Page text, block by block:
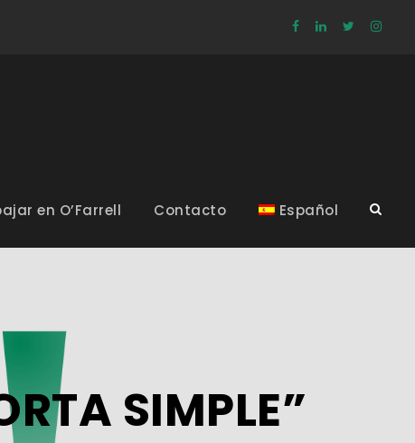
en O’Farrell Contacto Español
SIMPLE”